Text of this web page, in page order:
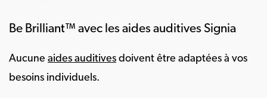
Be Brilliant™ avec les aides auditives Signia
Aucune aides auditives doivent être adaptées à vos
besoins individuels.